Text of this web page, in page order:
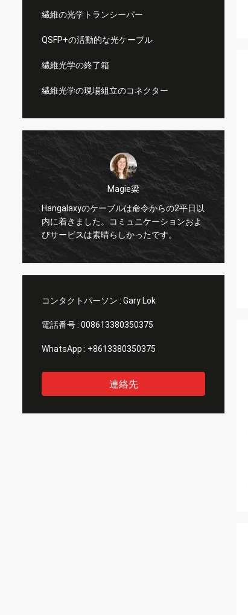
繊維の光学トランシーバー
QSFP+の活動的な光ケーブル
繊維光学の終了箱
繊維光学の現場組立のコネクター
Magie梁
Hangalaxyのケーブルは命令からの2平日以
内に着きました。コミュニケーションおよ
びサービスは素晴らしかったです。
コンタクトパーソン : Gary Lok
電話番号 : 008613380350375
WhatsApp : +8613380350375
連絡先